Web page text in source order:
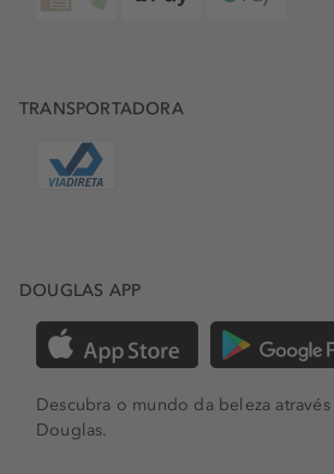
TRANSPORTADORA
DOUGLAS APP
Descubra o mundo da beleza
Douglas.